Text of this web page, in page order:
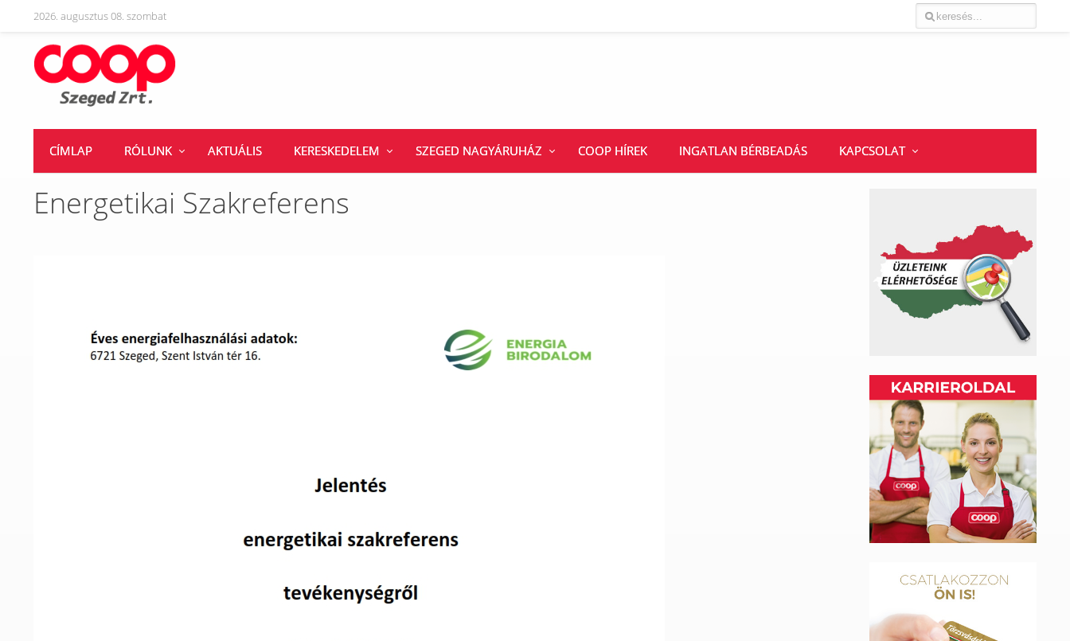
2026. augusztus 08. szombat
CÍMLAP RÓLUNK AKTUÁLIS KERESKEDELEM SZEGED NAGYÁRUHÁZ COOP HÍREK INGATLAN BÉRBEADÁS KAPCSOLAT
Energetikai Szakreferens